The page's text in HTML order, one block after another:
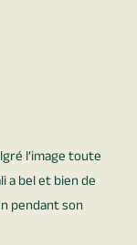
l’image toute
a bel et bien de
pendant son